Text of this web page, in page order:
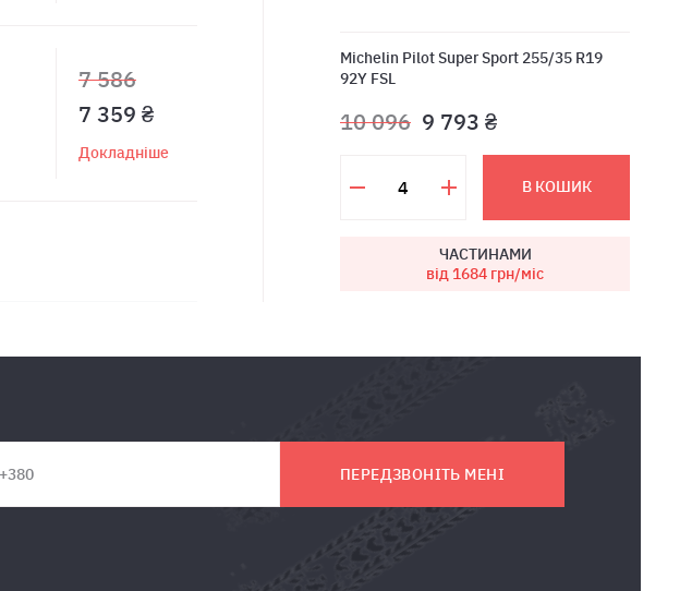
7 586
7 359 ₴
Докладніше
Michelin Pilot Super Sport 255/35 R19
92Y FSL
10 096 9 793 ₴
В КОШИК
ЧАСТИНАМИ
від 1684 грн/міс
ПЕРЕДЗВОНІТЬ МЕНІ